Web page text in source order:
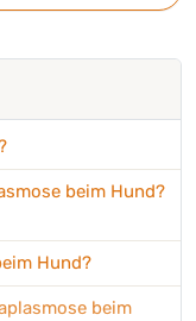
beim Hund?
Hund?
beim